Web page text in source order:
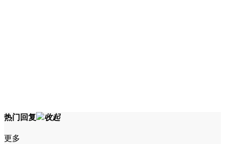
热门回复 收起
更多